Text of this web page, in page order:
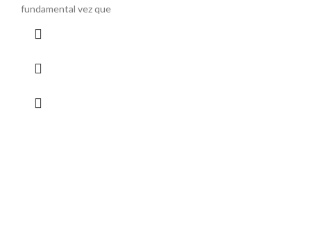
fundamental vez que